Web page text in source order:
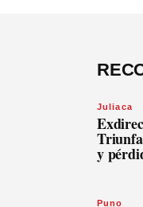
Juliaca
y
Puno